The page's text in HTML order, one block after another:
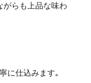
がらも上品な味わ
に仕込みます｡